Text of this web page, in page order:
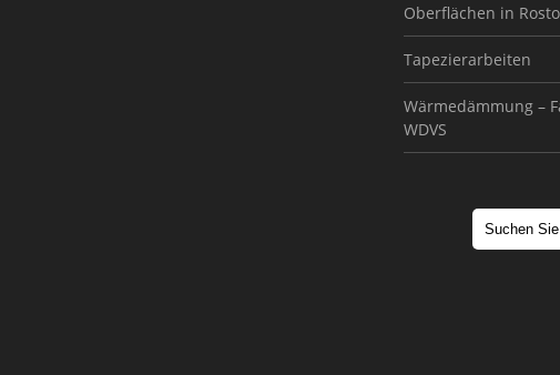
Oberflächen in
Tapezierarbeiten
Wärmedämmung –
WDVS